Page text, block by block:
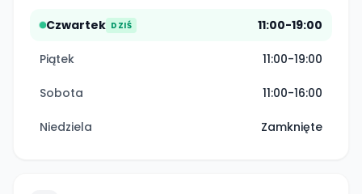
Czwartek DZIŚ 11:00-19:00
Piątek 11:00-19:00
Sobota 11:00-16:00
Niedziela Zamknięte